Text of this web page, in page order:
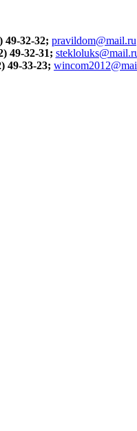
49-32-32; pravildom@mail.ru
49-32-31;
49-33-23;